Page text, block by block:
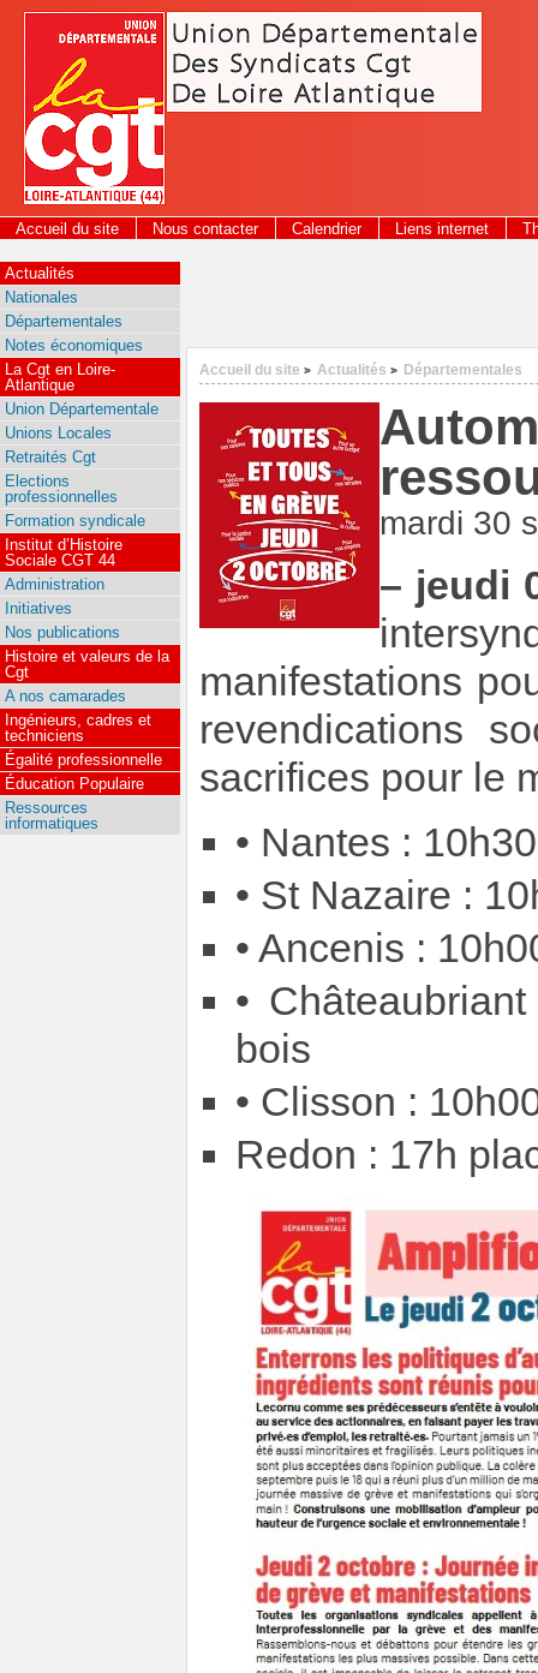
Panneau de gestion des cookies
Accueil du site Nous contacter Calendrier Liens internet
2026
Accueil du site > Actualités > Départementales
mardi 30
– jeudi
manifestations
revendications
sacrifices pour le
• Nantes :
• St Nazaire :
• Ancenis :
•
bois
• Clisson :
Redon : 17h
Actualités
Nationales
Départementales
Notes économiques
La Cgt en Loire-
Atlantique
Union Départementale
Unions Locales
Retraités Cgt
Elections
professionnelles
Formation syndicale
Institut d’Histoire
Sociale CGT 44
Administration
Initiatives
Nos publications
Histoire et valeurs de la
Cgt
A nos camarades
Ingénieurs, cadres et
techniciens
Égalité professionnelle
Éducation Populaire
Ressources
informatiques